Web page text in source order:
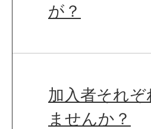
が？
加入者それ
ませんか？